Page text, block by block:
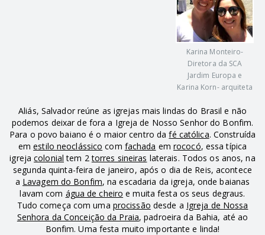
Karina Monteiro-
Diretora da SCA
Jardim Europa e
Karina Korn- arquiteta
Aliás, Salvador reúne as igrejas mais lindas do Brasil e não
podemos deixar de fora a Igreja de Nosso Senhor do Bonfim.
Para o povo baiano é o maior centro dafé católica. Construída
emestilo neoclássico com fachada emrococó, essa típica
igrejacolonial tem 2torres sineiras laterais. Todos os anos, na
segunda quinta-feira de janeiro, após o dia de Reis, acontece
a Lavagem do Bonfim, na escadaria da igreja, onde baianas
lavam com água de cheiro e muita festa os seus degraus.
Tudo começa com uma procissão desde a Igreja de Nossa
Senhora da Conceição da Praia, padroeira da Bahia, até ao
Bonfim. Uma festa muito importante e linda!